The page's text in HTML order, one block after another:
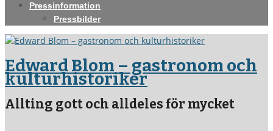
Pressinformation
Pressbilder
Edward Blom – gastronom och
kulturhistoriker
Allting gott och alldeles för mycket